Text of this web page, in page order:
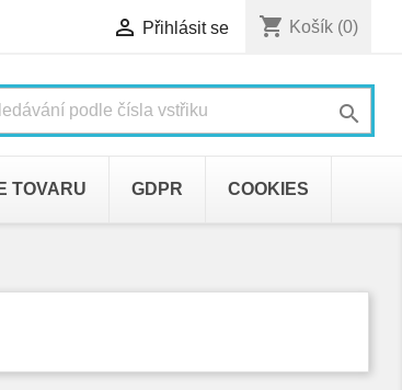
 Přihlásit se shopping_cart Košík (0)

TOVARU GDPR COOKIES